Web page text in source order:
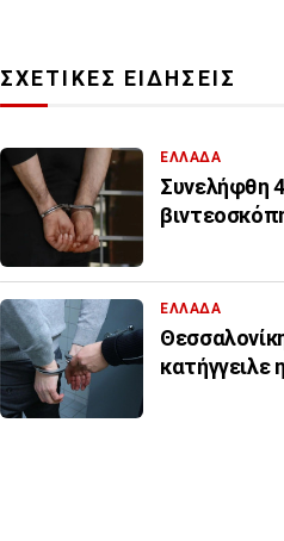
ΣΧΕΤΙΚΕΣ ΕΙΔΗΣΕΙΣ
ΕΛΛΑΔΑ
Συνελήφθη
ΕΛΛΑΔΑ
κατήγγειλε